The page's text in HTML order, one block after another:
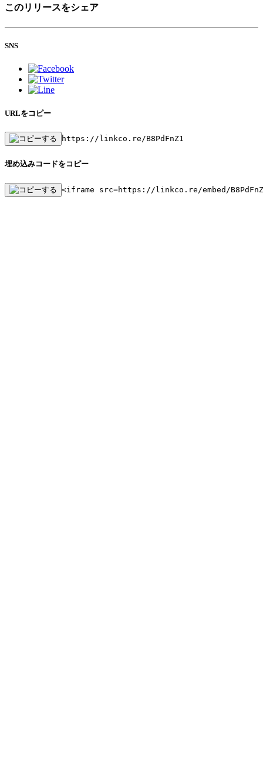
このリリースをシェア
SNS
URLをコピー
https://linkco.re/B8PdFnZ1
埋め込みコードをコピー
<iframe src=https://linkco.re/embed/